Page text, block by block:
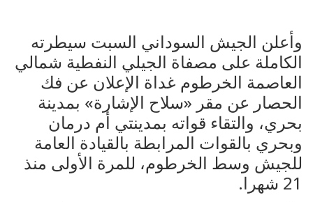
وأعلن الجيش السوداني السبت سيطرته
الكاملة على مصفاة الجيلي النفطية شمالي
العاصمة الخرطوم غداة الإعلان عن فك
الحصار عن مقر «سلاح الإشارة» بمدينة
بحري، والتقاء قواته بمدينتي أم درمان
وبحري بالقوات المرابطة بالقيادة العامة
للجيش وسط الخرطوم، للمرة الأولى منذ
21 شهرا.